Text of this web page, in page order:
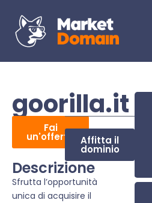
goorilla.it
Fai
un'offerta Affitta il
dominio
Descrizione
Sfrutta l’opportunità
unica di acquisire il